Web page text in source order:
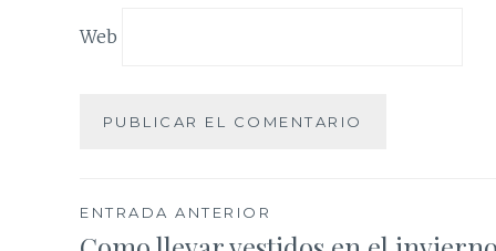
Web
Navegación
ENTRADA ANTERIOR